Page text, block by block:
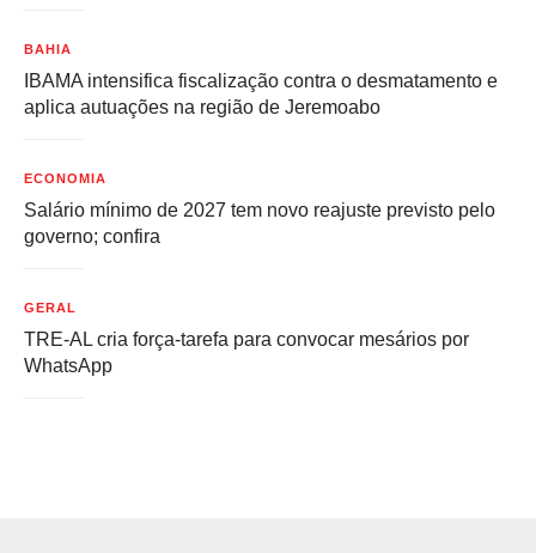
BAHIA
IBAMA intensifica fiscalização contra o desmatamento e
aplica autuações na região de Jeremoabo
ECONOMIA
Salário mínimo de 2027 tem novo reajuste previsto pelo
governo; confira
GERAL
TRE-AL cria força-tarefa para convocar mesários por
WhatsApp